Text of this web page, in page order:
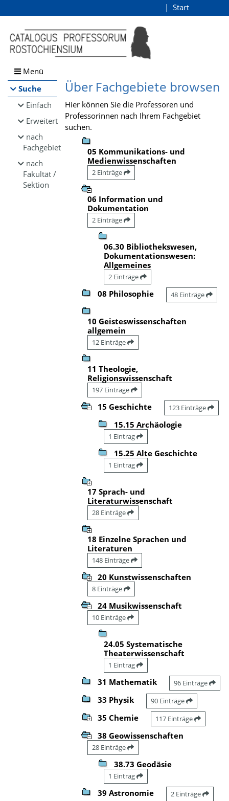
Browsen
direkt zum Inhalt
Start
Menü
Suche
Einfach
Erweitert
nach
Fachgebiet
nach
Fakultät /
Sektion
Über Fachgebiete browsen
Hier können Sie die Professoren und
Professorinnen nach Ihrem Fachgebiet
suchen.
05 Kommunikations- und
Medienwissenschaften
2 Einträge
06 Information und
Dokumentation
2 Einträge
06.30 Bibliothekswesen,
Dokumentationswesen:
Allgemeines
2 Einträge
08 Philosophie 48 Einträge
10 Geisteswissenschaften
allgemein
12 Einträge
11 Theologie,
Religionswissenschaft
197 Einträge
15 Geschichte 123 Einträge
15.15 Archäologie
1 Eintrag
15.25 Alte Geschichte
1 Eintrag
17 Sprach- und
Literaturwissenschaft
28 Einträge
18 Einzelne Sprachen und
Literaturen
148 Einträge
20 Kunstwissenschaften
8 Einträge
24 Musikwissenschaft
10 Einträge
24.05 Systematische
Theaterwissenschaft
1 Eintrag
31 Mathematik 96 Einträge
33 Physik 90 Einträge
35 Chemie 117 Einträge
38 Geowissenschaften
28 Einträge
38.73 Geodäsie
1 Eintrag
39 Astronomie 2 Einträge